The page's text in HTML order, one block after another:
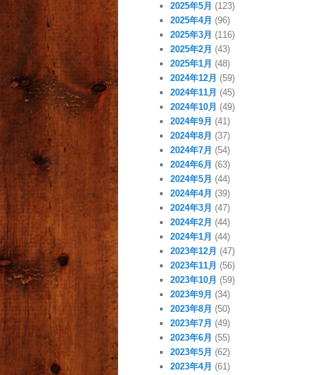
2025年5月 (123)
2025年4月 (96)
2025年3月 (116)
2025年2月 (43)
2025年1月 (48)
2024年12月 (59)
2024年11月 (45)
2024年10月 (49)
2024年9月 (41)
2024年8月 (37)
2024年7月 (54)
2024年6月 (63)
2024年5月 (44)
2024年4月 (39)
2024年3月 (47)
2024年2月 (44)
2024年1月 (44)
2023年12月 (47)
2023年11月 (56)
2023年10月 (59)
2023年9月 (34)
2023年8月 (50)
2023年7月 (49)
2023年6月 (55)
2023年5月 (62)
2023年4月 (61)